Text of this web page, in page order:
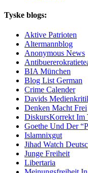
Tyske blogs:
Aktive Patrioten
Altermannblog
Anonymous News
BIA München
Blog List German
Crime Calender
Davids
Denken Macht Frei
DiskursKorrekt Im
Goethe Und Der
Islamnixgut
Jihad Watch
Junge Freiheit
Libertaria